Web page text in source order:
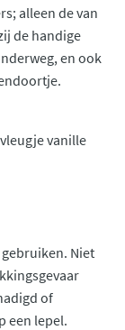
alleen de van
de handige
en ook
vanille
Niet
of
een lepel.